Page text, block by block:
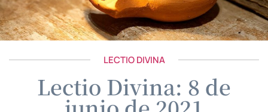
LECTIO DIVINA
Lectio Divina: 8 de